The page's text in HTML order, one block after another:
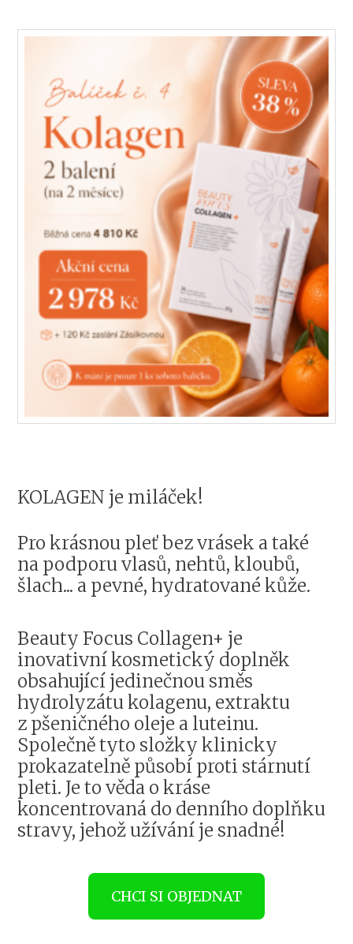
KOLAGEN je miláček!
Pro krásnou pleť bez vrásek a také
na podporu vlasů, nehtů, kloubů,
šlach... a pevné, hydratované kůže.
Beauty Focus Collagen+ je
inovativní kosmetický doplněk
obsahující jedinečnou směs
hydrolyzátu kolagenu, extraktu
z pšeničného oleje a luteinu.
Společně tyto složky klinicky
prokazatelně působí proti stárnutí
pleti. Je to věda o kráse
koncentrovaná do denního doplňku
stravy, jehož užívání je snadné!
CHCI SI OBJEDNAT